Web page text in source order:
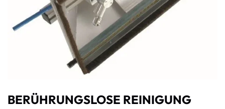
BERÜHRUNGSLOSE REINIGUNG